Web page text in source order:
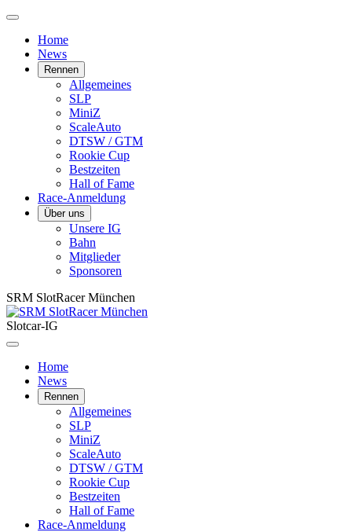
Home
News
Rennen
Allgemeines
SLP
MiniZ
ScaleAuto
DTSW / GTM
Rookie Cup
Bestzeiten
Hall of Fame
Race-Anmeldung
Über uns
Unsere IG
Bahn
Mitglieder
Sponsoren
SRM SlotRacer München
Slotcar-IG
Home
News
Rennen
Allgemeines
SLP
MiniZ
ScaleAuto
DTSW / GTM
Rookie Cup
Bestzeiten
Hall of Fame
Race-Anmeldung